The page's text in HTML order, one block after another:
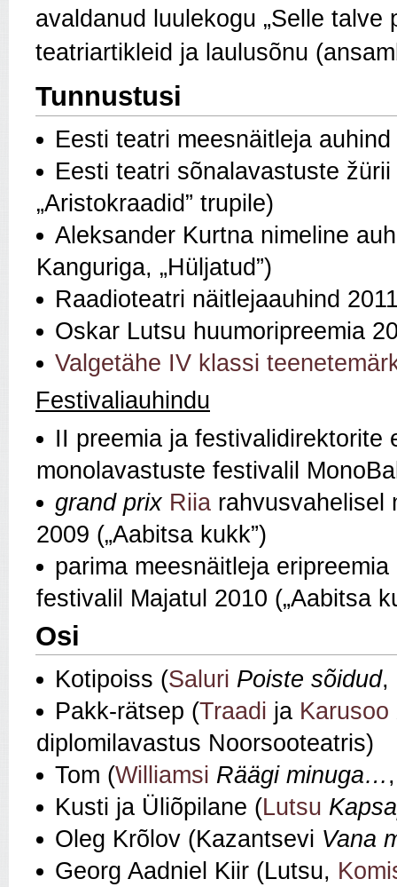
avaldanud luulekogu „Selle talve
teatriartikleid ja laulusõnu
Tunnustusi
Eesti teatri meesnäitleja auhind
Eesti teatri sõnalavastuste
„Aristokraadid” trupile)
Aleksander Kurtna nimeline
Kanguriga, „Hüljatud”)
Raadioteatri näitlejaauhind
Oskar Lutsu huumoripreemia
Valgetähe IV klassi
Festivaliauhindu
II preemia ja festivalidirektorite
monolavastuste festivalil
grand prix Riia rahvusvahelisel
2009 („Aabitsa kukk”)
parima meesnäitleja
festivalil Majatul 2010 („Aabitsa
Osi
Kotipoiss (Saluri Poiste sõidud,
Pakk‑rätsep (Traadi ja Karusoo
diplomilavastus Noorsooteatris)
Tom (Williamsi Räägi minuga…
Kusti ja Üliõpilane (Lutsu
Oleg Krõlov (Kazantsevi Vana
Georg Aadniel Kiir (Lutsu,